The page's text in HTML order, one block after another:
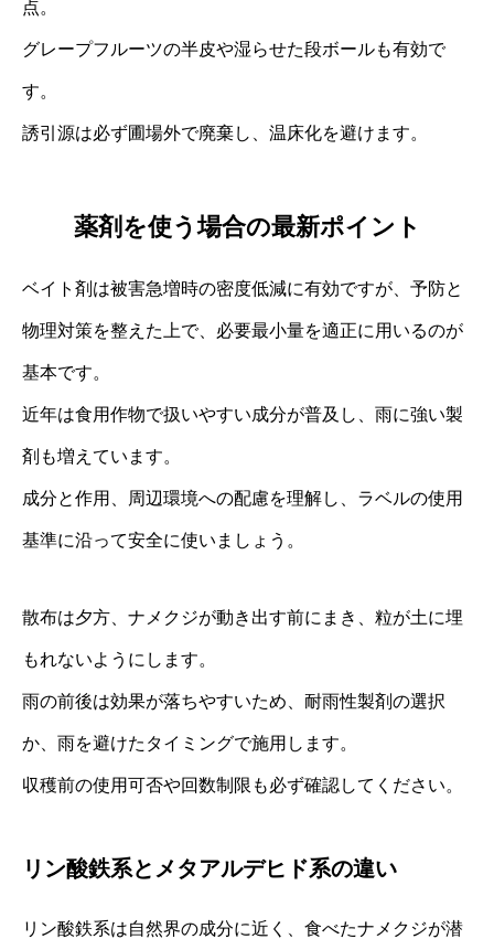
点。
グレープフルーツの半皮や湿らせた段ボールも有効で
す。
誘引源は必ず圃場外で廃棄し、温床化を避けます。
薬剤を使う場合の最新ポイント
ベイト剤は被害急増時の密度低減に有効ですが、予防と
物理対策を整えた上で、必要最小量を適正に用いるのが
基本です。
近年は食用作物で扱いやすい成分が普及し、雨に強い製
剤も増えています。
成分と作用、周辺環境への配慮を理解し、ラベルの使用
基準に沿って安全に使いましょう。
散布は夕方、ナメクジが動き出す前にまき、粒が土に埋
もれないようにします。
雨の前後は効果が落ちやすいため、耐雨性製剤の選択
か、雨を避けたタイミングで施用します。
収穫前の使用可否や回数制限も必ず確認してください。
リン酸鉄系とメタアルデヒド系の違い
リン酸鉄系は自然界の成分に近く、食べたナメクジが潜